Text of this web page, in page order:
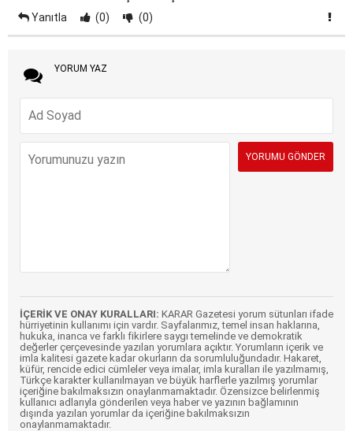
Yanıtla (0) (0)
YORUM YAZ
İÇERİK VE ONAY KURALLARI: KARAR Gazetesi yorum sütunları ifade
hürriyetinin kullanımı için vardır. Sayfalarımız, temel insan haklarına,
hukuka, inanca ve farklı fikirlere saygı temelinde ve demokratik
değerler çerçevesinde yazılan yorumlara açıktır. Yorumların içerik ve
imla kalitesi gazete kadar okurların da sorumluluğundadır. Hakaret,
küfür, rencide edici cümleler veya imalar, imla kuralları ile yazılmamış,
Türkçe karakter kullanılmayan ve büyük harflerle yazılmış yorumlar
içeriğine bakılmaksızın onaylanmamaktadır. Özensizce belirlenmiş
kullanıcı adlarıyla gönderilen veya haber ve yazının bağlamının
dışında yazılan yorumlar da içeriğine bakılmaksızın
onaylanmamaktadır.